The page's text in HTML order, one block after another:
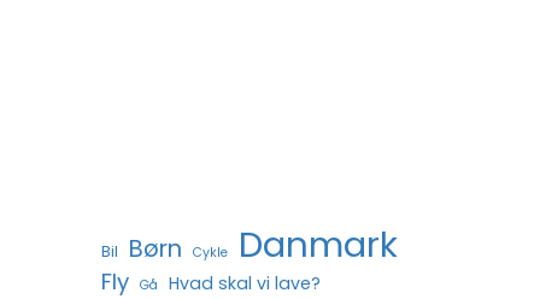
Bil Børn Cykle Danmark
Fly Gå Hvad skal vi lave?